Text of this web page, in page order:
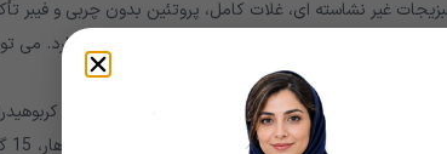
غیر نشاسته ای، غلات کامل، پروتئین بدون چربی و فیبر
مشخصی از بشقاب به غذاهای خاصی اختصاص دارد. می
یا یک قاشق چای خوری روغن زیتون).
چربی) بر قند خون تأثیر می گذارند، مصرف همان مقدار
در هر وعده به ثابت